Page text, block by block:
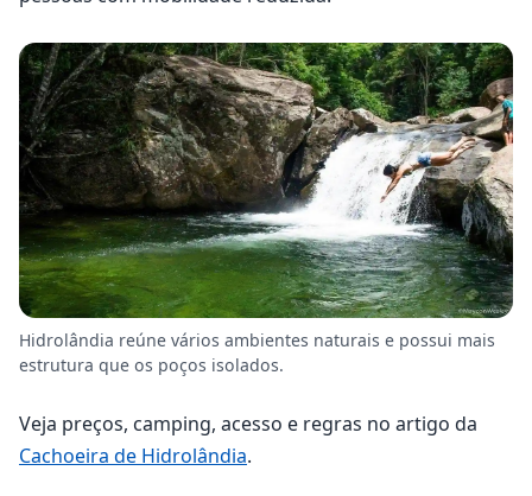
Hidrolândia reúne vários ambientes naturais e possui mais
estrutura que os poços isolados.
Veja preços, camping, acesso e regras no artigo da
Cachoeira de Hidrolândia.